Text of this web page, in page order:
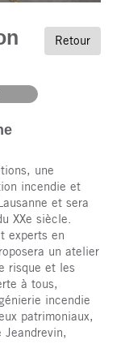
Retour
une
incendie et
et sera
XXe siècle.
experts en
un atelier
risque et les
à tous,
incendie
patrimoniaux,